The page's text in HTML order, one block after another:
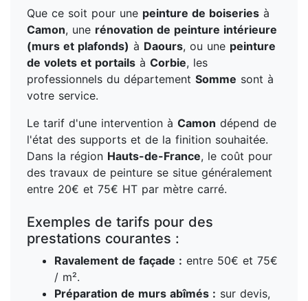
Que ce soit pour une peinture de boiseries à
Camon, une rénovation de peinture intérieure
(murs et plafonds) à Daours, ou une peinture
de volets et portails à Corbie, les
professionnels du département Somme sont à
votre service.
Le tarif d'une intervention à Camon dépend de
l'état des supports et de la finition souhaitée.
Dans la région Hauts-de-France, le coût pour
des travaux de peinture se situe généralement
entre 20€ et 75€ HT par mètre carré.
Exemples de tarifs pour des
prestations courantes :
Ravalement de façade : entre 50€ et 75€
/ m².
Préparation de murs abîmés : sur devis,